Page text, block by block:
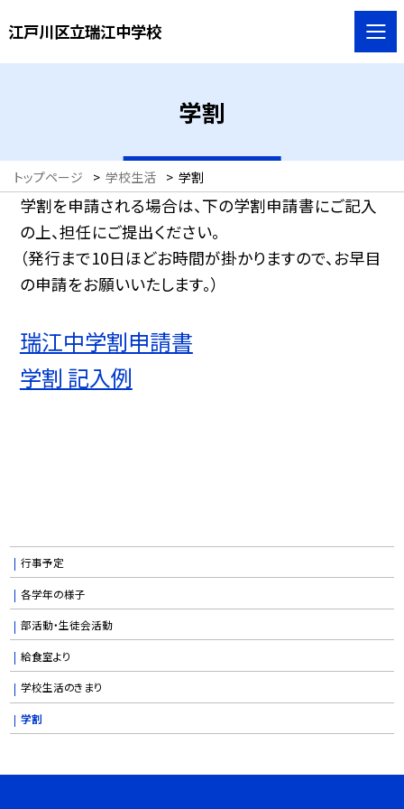
江戸川区立瑞江中学校
学割
トップページ > 学校生活 > 学割
学割を申請される場合は、下の学割申請書にご記入
の上、担任にご提出ください。
（発行まで10日ほどお時間が掛かりますので、お早目
の申請をお願いいたします。）
瑞江中学割申請書
学割 記入例
行事予定
各学年の様子
部活動・生徒会活動
給食室より
学校生活のきまり
学割